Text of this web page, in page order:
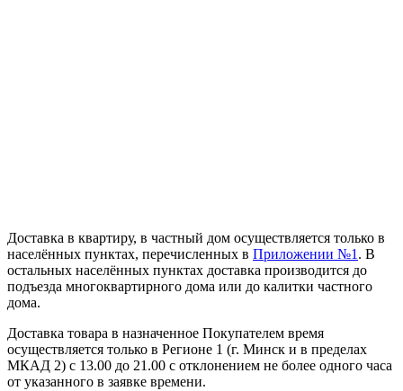
Доставка в квартиру, в частный дом осуществляется только в
населённых пунктах, перечисленных в Приложении №1 . В
остальных населённых пунктах доставка производится до
подъезда многоквартирного дома или до калитки частного
дома.
Доставка товара в назначенное Покупателем время
осуществляется только в Регионе 1 (г. Минск и в пределах
МКАД 2) с 13.00 до 21.00 с отклонением не более одного часа
от указанного в заявке времени.